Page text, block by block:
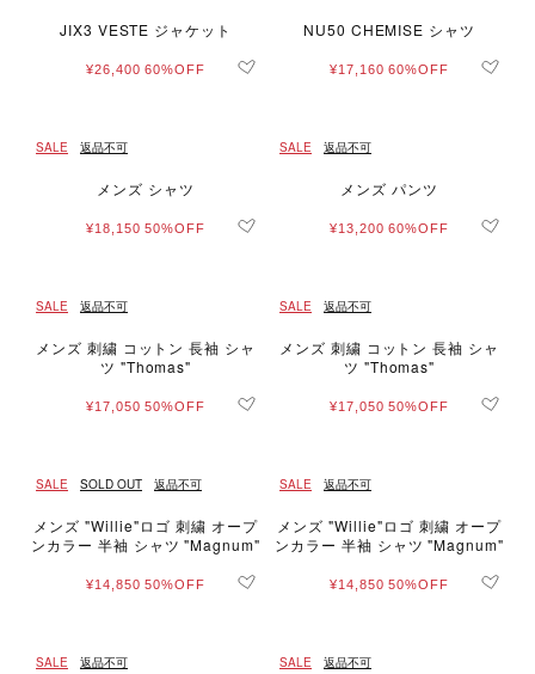
JIX3 VESTE ジャケット
¥26,400 60%OFF
NU50 CHEMISE シャツ
¥17,160 60%OFF
SALE 返品不可
メンズ シャツ
¥18,150 50%OFF
SALE 返品不可
メンズ パンツ
¥13,200 60%OFF
SALE 返品不可
メンズ 刺繍 コットン 長袖 シャ
ツ "Thomas"
¥17,050 50%OFF
SALE 返品不可
メンズ 刺繍 コットン 長袖 シャ
ツ "Thomas"
¥17,050 50%OFF
SALE SOLD OUT 返品不可
メンズ "Willie"ロゴ 刺繍 オープ
ンカラー 半袖 シャツ "Magnum"
¥14,850 50%OFF
SALE 返品不可
メンズ "Willie"ロゴ 刺繍 オープ
ンカラー 半袖 シャツ "Magnum"
¥14,850 50%OFF
SALE 返品不可 SALE 返品不可